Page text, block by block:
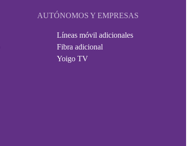
AUTÓNOMOS Y EMPRESAS
Líneas móvil adicionales
Fibra adicional
Yoigo TV